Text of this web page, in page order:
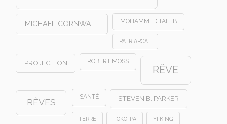
MICHAEL CORNWALL MOHAMMED TALEB
PATRIARCAT
PROJECTION ROBERT MOSS
RÊVE
RÊVES
SANTÉ STEVEN B. PARKER
TERRE TOKO-PA YI KING